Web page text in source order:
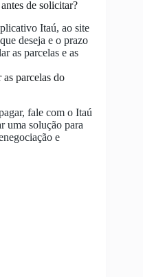
de solicitar?
Itaú, ao site
deseja e o prazo
as parcelas e as
parcelas do
fale com o Itaú
uma solução para
e